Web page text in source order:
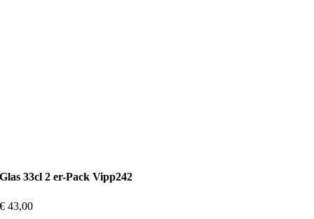
Glas 33cl 2 er-Pack Vipp242
€ 43,00